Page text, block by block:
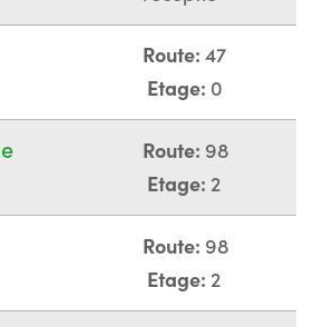
Route: 47
Etage: 0
Route: 98
Etage: 2
Route: 98
Etage: 2